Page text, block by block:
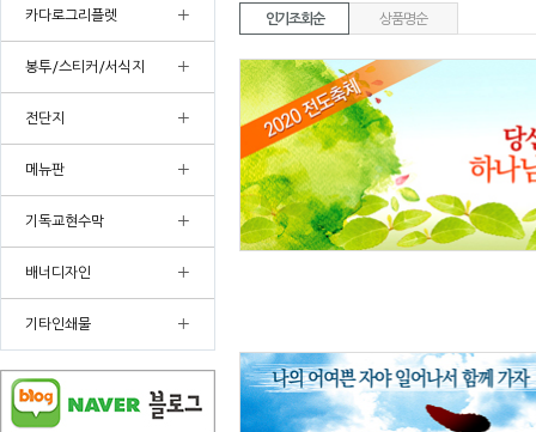
카다로그리플렛 +
봉투/스티커/서식지 +
전단지 +
메뉴판 +
기독교현수막 +
배너디자인 +
기타인쇄물 +
인기조회순 상품명순